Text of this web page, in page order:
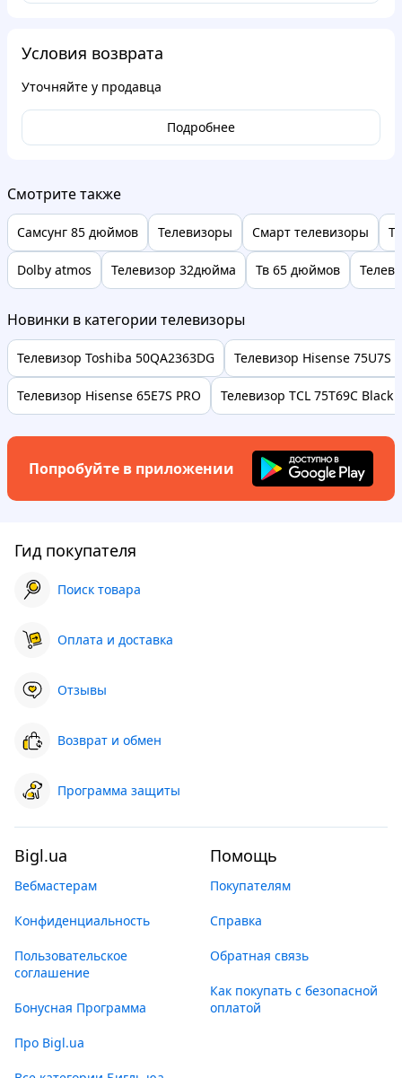
Условия возврата
Уточняйте у продавца
Подробнее
Смотрите также
Самсунг 85 дюймов Телевизоры Смарт телевизоры
Dolby atmos Телевизор 32дюйма Тв 65 дюймов
Новинки в категории телевизоры
Телевизор Toshiba 50QA2363DG Телевизор Hisense 75U7S
Телевизор Hisense 65E7S PRO Телевизор TCL 75T69C Black
Попробуйте в приложении
Гид покупателя
Поиск товара
Оплата и доставка
Отзывы
Возврат и обмен
Программа защиты
Bigl.ua
Вебмастерам
Конфиденциальность
Пользовательское
соглашение
Бонусная Программа
Про Bigl.ua
Помощь
Покупателям
Справка
Обратная связь
Как покупать с безопасной
оплатой